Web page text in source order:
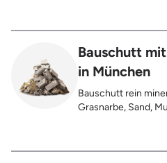
Pflastersteine,
Putzreste
Bauschutt
in München
Bauschutt rein
Grasnarbe, Sand,